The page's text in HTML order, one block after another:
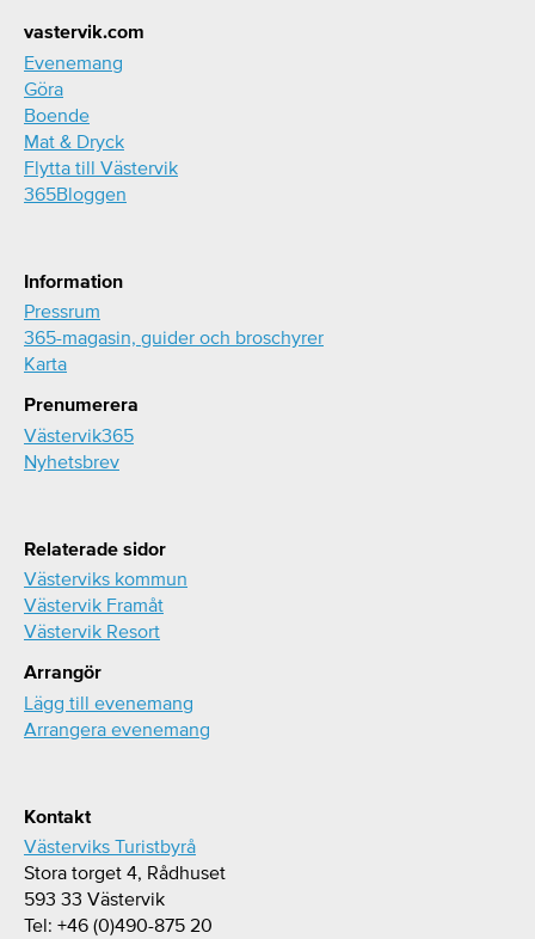
Footer
vastervik.com
Evenemang
Göra
Boende
Mat & Dryck
Flytta till Västervik
365Bloggen
Information
Pressrum
365-magasin, guider och broschyrer
Karta
Prenumerera
Västervik365
Nyhetsbrev
Relaterade sidor
Västerviks kommun
Västervik Framåt
Västervik Resort
Arrangör
Lägg till evenemang
Arrangera evenemang
Kontakt
Västerviks Turistbyrå
Stora torget 4, Rådhuset
593 33 Västervik
Tel: +46 (0)490-875 20